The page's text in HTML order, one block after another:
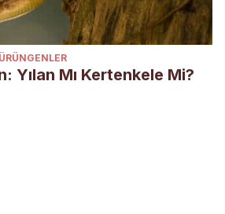
Yılan Mı Kertenkele Mi?